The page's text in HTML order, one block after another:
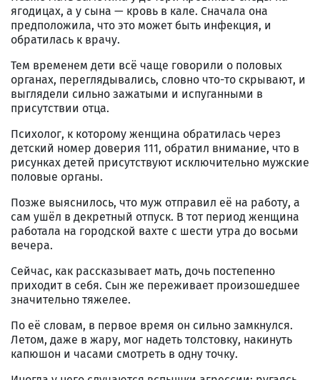
ягодицах, а у сына — кровь в кале. Сначала она
предположила, что это может быть инфекция, и
обратилась к врачу.
Тем временем дети всё чаще говорили о половых
органах, переглядывались, словно что-то скрывают, и
выглядели сильно зажатыми и испуганными в
присутствии отца.
Психолог, к которому женщина обратилась через
детский номер доверия 111, обратил внимание, что в
рисунках детей присутствуют исключительно мужские
половые органы.
Позже выяснилось, что муж отправил её на работу, а
сам ушёл в декретный отпуск. В тот период женщина
работала на городской вахте с шести утра до восьми
вечера.
Сейчас, как рассказывает мать, дочь постепенно
приходит в себя. Сын же переживает произошедшее
значительно тяжелее.
По её словам, в первое время он сильно замкнулся.
Летом, даже в жару, мог надеть толстовку, накинуть
капюшон и часами смотреть в одну точку.